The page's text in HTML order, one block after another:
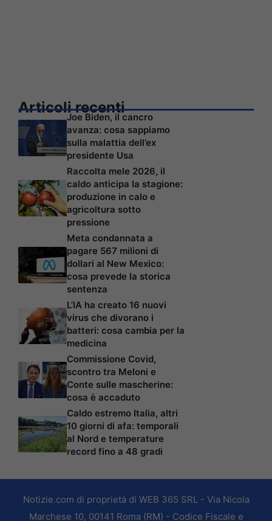
Articoli recenti
Joe Biden, il cancro
avanza: cosa sappiamo
sulla malattia dell’ex
presidente Usa
Raccolta mele 2026, il
caldo anticipa la stagione:
produzione in calo e
agricoltura sotto
pressione
Meta condannata a
pagare 567 milioni di
dollari al New Mexico:
cosa prevede la storica
sentenza
L’IA ha creato 16 nuovi
virus che divorano i
batteri: cosa cambia per la
medicina
Commissione Covid,
scontro tra Meloni e
Conte sulle mascherine:
cosa è accaduto
Caldo estremo Italia, altri
10 giorni di afa: temporali
al Nord e temperature
record fino a 48 gradi
Notizie.com di proprietà di WEB 365 SRL - Via Nicola
Marchese 10, 00141 Roma (RM) - Codice Fiscale e